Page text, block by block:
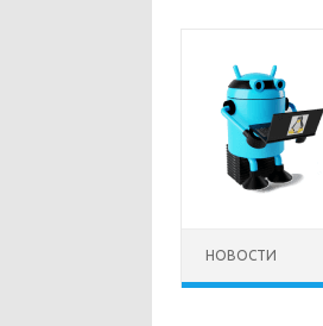
содержимому
НОВОСТИ